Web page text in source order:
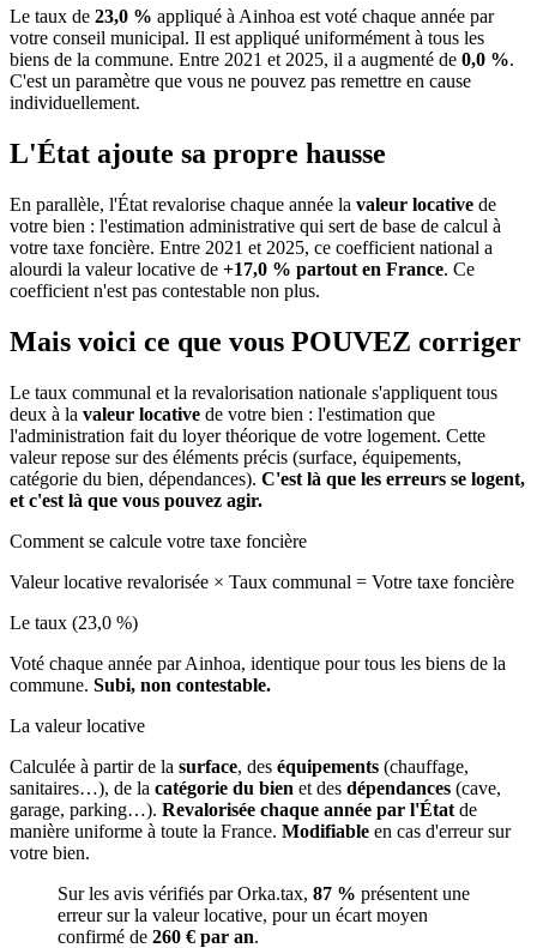
Le taux de 23,0 % appliqué à Ainhoa est voté chaque année par
votre conseil municipal. Il est appliqué uniformément à tous les
biens de la commune. Entre 2021 et 2025, il a augmenté de 0,0 %.
C'est un paramètre que vous ne pouvez pas remettre en cause
individuellement.
L'État ajoute sa propre hausse
En parallèle, l'État revalorise chaque année la valeur locative de
votre bien : l'estimation administrative qui sert de base de calcul à
votre taxe foncière. Entre 2021 et 2025, ce coefficient national a
alourdi la valeur locative de +17,0 % partout en France. Ce
coefficient n'est pas contestable non plus.
Mais voici ce que vous POUVEZ corriger
Le taux communal et la revalorisation nationale s'appliquent tous
deux à la valeur locative de votre bien : l'estimation que
l'administration fait du loyer théorique de votre logement. Cette
valeur repose sur des éléments précis (surface, équipements,
catégorie du bien, dépendances). C'est là que les erreurs se logent,
et c'est là que vous pouvez agir.
Comment se calcule votre taxe foncière
Valeur locative revalorisée × Taux communal = Votre taxe foncière
Le taux (23,0 %)
Voté chaque année par Ainhoa, identique pour tous les biens de la
commune. Subi, non contestable.
La valeur locative
Calculée à partir de la surface, des équipements (chauffage,
sanitaires…), de la catégorie du bien et des dépendances (cave,
garage, parking…). Revalorisée chaque année par l'État de
manière uniforme à toute la France. Modifiable en cas d'erreur sur
votre bien.
Sur les avis vérifiés par Orka.tax, 87 % présentent une
erreur sur la valeur locative, pour un écart moyen
confirmé de 260 € par an.